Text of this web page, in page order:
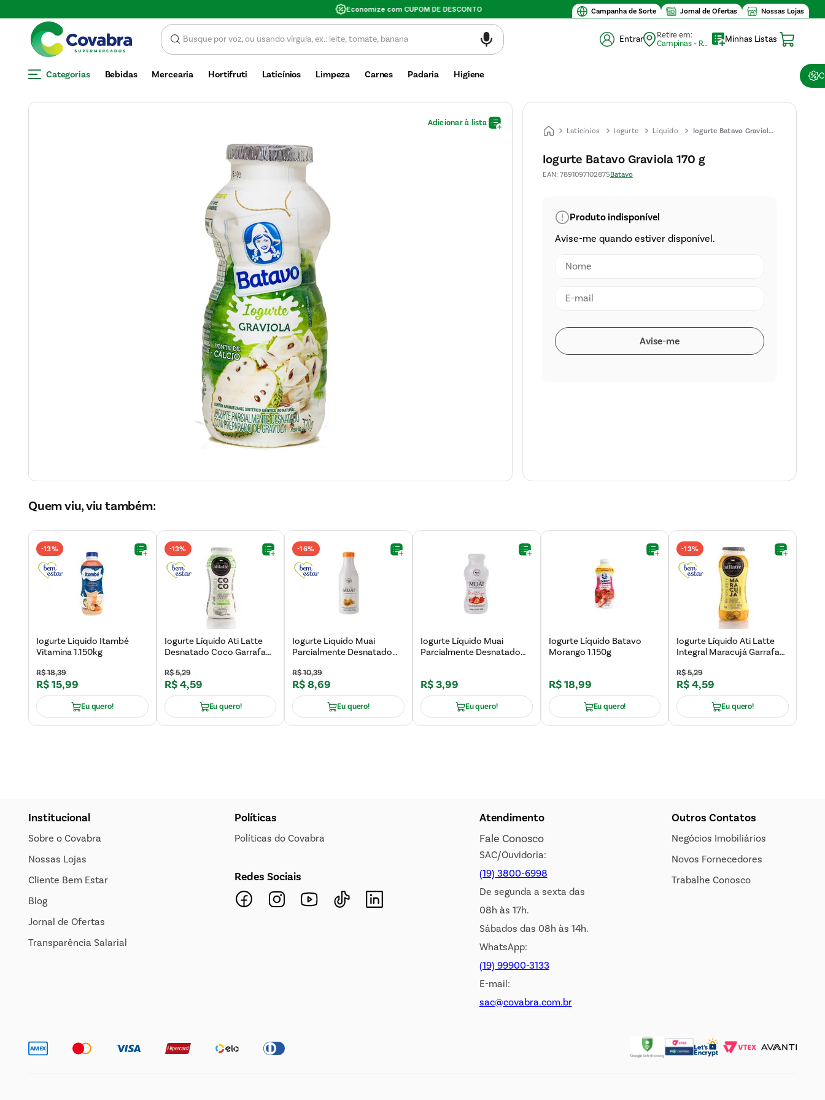
Campanha de Sorte Jornal de Ofertas Nossas Lojas
Valor mínimo de compra $30
Entrar
Retire em:
Campinas - Retirada (10)
Minhas Listas
Categorias Bebidas Mercearia Hortifruti Laticínios Limpeza Carnes Padaria Higiene
Laticínios Iogurte Líquido
Iogurte Batavo Graviola
Iogurte Batavo Graviola 170 g
EAN: 7891097102875Batavo
Quem viu, viu também:
-13%
Iogurte Liquido Itambé
Vitamina 1.150kg
R$18,39
R$15,99
Eu quero!
-13%
Iogurte Líquido Ati Latte
Desnatado Coco Garrafa
R$5,29
R$4,59
Eu quero!
-16%
Iogurte Liquido Muai
Parcialmente Desnatado
R$10,39
R$8,69
Eu quero!
Iogurte Líquido Muai
Parcialmente Desnatado
R$3,99
Eu quero!
Iogurte Líquido Batavo
Morango 1.150g
R$18,99
Eu quero!
-13%
Iogurte Líquido Ati Latte
Integral Maracujá Garrafa
R$5,29
R$4,59
Eu quero!
Institucional
Sobre o Covabra
Nossas Lojas
Cliente Bem Estar
Blog
Jornal de Ofertas
Transparência Salarial
Políticas
Políticas do Covabra
Redes Sociais
Atendimento
Fale Conosco
SAC/Ouvidoria:
(19) 3800-6998
De segunda a sexta das
08h às 17h.
Sábados das 08h às 14h.
WhatsApp:
(19) 99900-3133
E-mail:
sac@covabra.com.br
Outros Contatos
Negócios Imobiliários
Novos Fornecedores
Trabalhe Conosco